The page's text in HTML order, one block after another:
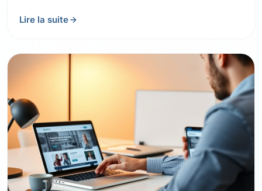
Lire la suite